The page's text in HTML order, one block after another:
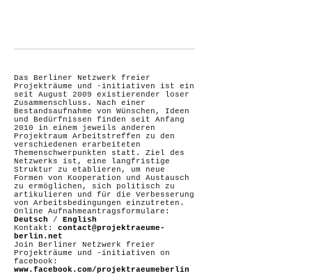
Das Berliner Netzwerk freier
Projekträume und -initiativen ist ein
seit August 2009 existierender loser
Zusammenschluss. Nach einer
Bestandsaufnahme von Wünschen, Ideen
und Bedürfnissen finden seit Anfang
2010 in einem jeweils anderen
Projektraum Arbeitstreffen zu den
verschiedenen erarbeiteten
Themenschwerpunkten statt. Ziel des
Netzwerks ist, eine langfristige
Struktur zu etablieren, um neue
Formen von Kooperation und Austausch
zu ermöglichen, sich politisch zu
artikulieren und für die Verbesserung
von Arbeitsbedingungen einzutreten.
Online Aufnahmeantragsformulare:
Deutsch / English
Kontakt: contact@projektraeume-
berlin.net
Join Berliner Netzwerk freier
Projekträume und -initiativen on
facebook:
www.facebook.com/projektraeumeberlin